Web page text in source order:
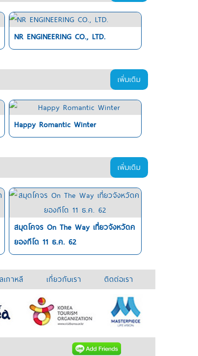
NR ENGINEERING CO., LTD.
เพิ่มเติม
Happy Romantic Winter
เพิ่มเติม
สมุดโคจร On The Way เที่ยวจังหวัดค
ยองกีโด 11 ธ.ค. 62
เกาหลี เกี่ยวกับเรา ติดต่อเรา